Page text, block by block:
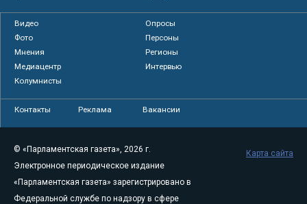
Видео
Опросы
Фото
Персоны
Мнения
Регионы
Медиацентр
Интервью
Колумнисты
Контакты Реклама Вакансии
© «Парламентская газета», 2026 г.
Электронное периодическое издание
«Парламентская газета» зарегистрировано в
Федеральной службе по надзору в сфере
Карта сайта